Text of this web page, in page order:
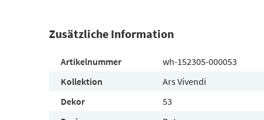
Zusätzliche Information
Artikelnummer
wh-152305-000053
Kollektion
Ars Vivendi
Dekor
53